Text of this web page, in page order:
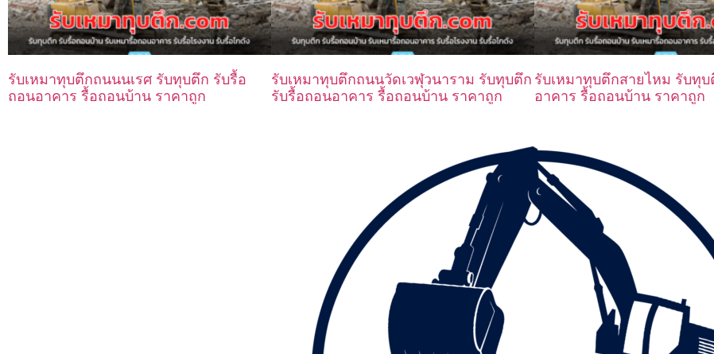
รับเหมาทุบตึกถนนนเรศ รับทุบตึก รับรื้อ
ถอนอาคาร รื้อถอนบ้าน ราคาถูก
รับเหมาทุบตึกถนนวัดเวฬุวนาราม รับทุบตึก
รับรื้อถอนอาคาร รื้อถอนบ้าน ราคาถูก
รับเหมาทุบตึกสายไหม รับทุ
อาคาร รื้อถอนบ้าน ราคาถูก